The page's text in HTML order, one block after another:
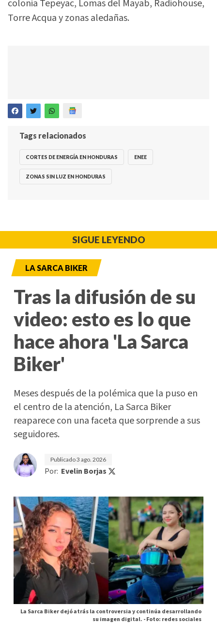
colonia Tepeyac, Lomas del Mayab, Radiohouse,
Torre Acqua y zonas aledañas.
Tags relacionados
CORTES DE ENERGÍA EN HONDURAS ENEE
ZONAS SIN LUZ EN HONDURAS
SIGUE LEYENDO
LA SARCA BIKER
Tras la difusión de su
video: esto es lo que
hace ahora 'La Sarca
Biker'
Meses después de la polémica que la puso en
el centro de la atención, La Sarca Biker
reaparece con una faceta que sorprende a sus
seguidores.
Publicado3 ago. 2026
Por: Evelin Borjas
La Sarca Biker dejó atrás la controversia y continúa desarrollando
su imagen digital. -Foto: redes sociales